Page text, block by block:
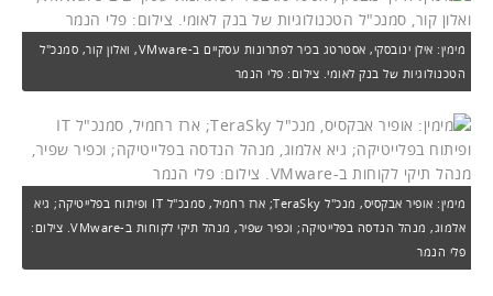
מימין: אילן ינובסקי, אסטרטג בכיר לפתרונות עסקיים ב-VMware, ואלון קור, סמנכ"ל
הטכנולוגיות של בנק לאומי. צילום: פלי הנמר
מימין: אופיר אבקסיס, מנכ"ל TeraSky; ארז רחמיל, סמנכ"ל IT ופיתוח בפלייטיקה; גיא
אלמוג, מנהל הנדסה בפלייטיקה; וכפיר שפיר, מנהל תיקי לקוחות ב-VMware. צילום:
פלי הנמר